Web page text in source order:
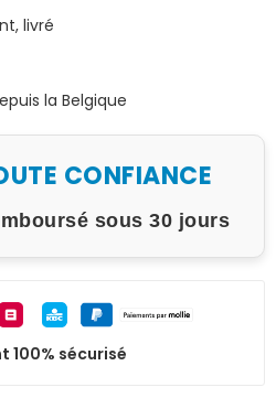
livré
la Belgique
CONFIANCE
sous 30 jours
100% sécurisé